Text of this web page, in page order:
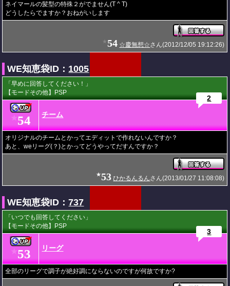
ネイマールの髪型の特殊２がでません(T ^ T)
どうしたらでますか？おねがいします
★ 54 ☆慶無想☆さん(2012/12/05 19:12:26)
WE知恵袋ID： 1005
「早めに回答してください！」
【モードその他】PSP
★54 チーム
2
オリジナルのチームとかってエディットで作れないんですか？
あと、weリーグ(？)とかってどうやってだすんですか？
★53 ひかるんるんさん(2013/01/27 11:08:08)
WE知恵袋ID：737
「いつでも回答してください」
【モードその他】PSP
★53 リーグ
3
全部のリーグで調子が絶好調にならないのですが何故ですか?